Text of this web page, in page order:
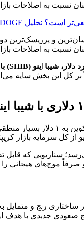
نسبت به اصلاحات
به اصلاحات
به ۰.۰۱ دلار به
می‌رسد؛ سناریویی که
صرفاً موج‌های هیجانی را
ساختاری رنج و متمایل
صعودی جدیدی با هدف